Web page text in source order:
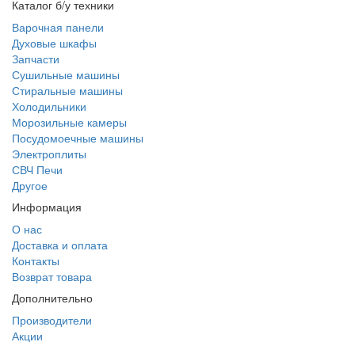
Каталог б/у техники
Варочная панели
Духовые шкафы
Запчасти
Сушильные машины
Стиральные машины
Холодильники
Морозильные камеры
Посудомоечные машины
Электроплиты
СВЧ Печи
Другое
Информация
О нас
Доставка и оплата
Контакты
Возврат товара
Дополнительно
Производители
Акции